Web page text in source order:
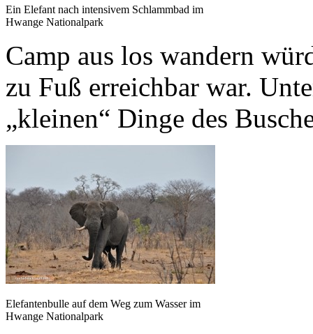
Ein Elefant nach intensivem Schlammbad im
Hwange Nationalpark
Camp aus los wandern
zu Fuß erreichbar war.
„kleinen“ Dinge des
Elefantenbulle auf dem Weg zum Wasser im
Hwange Nationalpark